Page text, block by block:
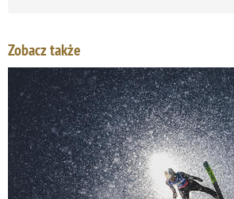
Zobacz także